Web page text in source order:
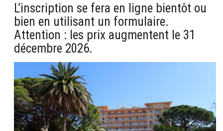
L’inscription se fera en ligne bientôt ou
bien en utilisant un formulaire.
Attention : les prix augmentent le 31
décembre 2026.